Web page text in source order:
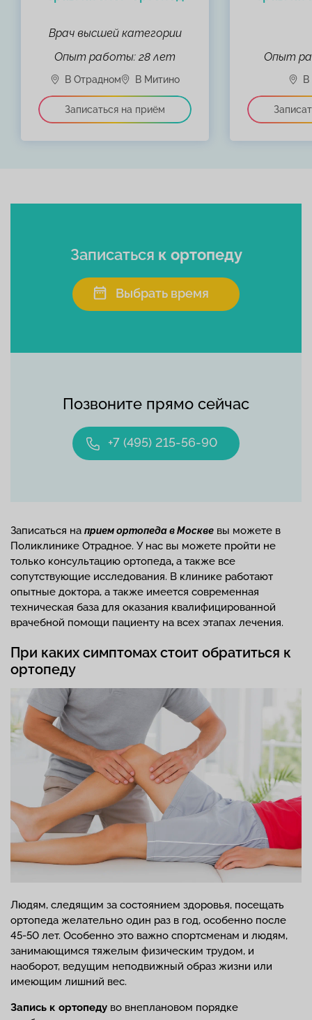
Врач высшей категории
Опыт работы: 28 лет
Опыт
Позвоните прямо сейчас
+7 (495) 215-56-90
Записаться к ортопеду
Выбрать время
Записаться на прием ортопеда в Москве вы можете в
Поликлинике Отрадное. У нас вы можете пройти не
только консультацию ортопеда, а также все
сопутствующие исследования. В клинике работают
опытные доктора, а также имеется современная
техническая база для оказания квалифицированной
врачебной помощи пациенту на всех этапах лечения.
При каких симптомах стоит обратиться к
ортопеду
Людям, следящим за состоянием здоровья, посещать
ортопеда желательно один раз в год, особенно после
45-50 лет. Особенно это важно спортсменам и людям,
занимающимся тяжелым физическим трудом, и
наоборот, ведущим неподвижный образ жизни или
имеющим лишний вес.
Запись к ортопеду во внеплановом порядке